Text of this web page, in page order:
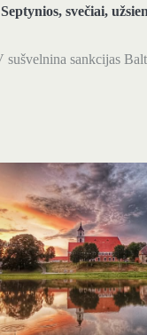
Septynios, svečiai,
sušvelnina sankcijas